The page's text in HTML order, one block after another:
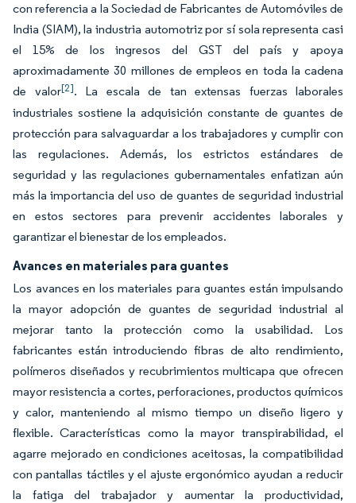
con referencia a la Sociedad de Fabricantes de Automóviles de
India (SIAM), la industria automotriz por sí sola representa casi
el 15% de los ingresos del GST del país y apoya
aproximadamente 30 millones de empleos en toda la cadena
de valor[2]. La escala de tan extensas fuerzas laborales
industriales sostiene la adquisición constante de guantes de
protección para salvaguardar a los trabajadores y cumplir con
las regulaciones. Además, los estrictos estándares de
seguridad y las regulaciones gubernamentales enfatizan aún
más la importancia del uso de guantes de seguridad industrial
en estos sectores para prevenir accidentes laborales y
garantizar el bienestar de los empleados.
Avances en materiales para guantes
Los avances en los materiales para guantes están impulsando
la mayor adopción de guantes de seguridad industrial al
mejorar tanto la protección como la usabilidad. Los
fabricantes están introduciendo fibras de alto rendimiento,
polímeros diseñados y recubrimientos multicapa que ofrecen
mayor resistencia a cortes, perforaciones, productos químicos
y calor, manteniendo al mismo tiempo un diseño ligero y
flexible. Características como la mayor transpirabilidad, el
agarre mejorado en condiciones aceitosas, la compatibilidad
con pantallas táctiles y el ajuste ergonómico ayudan a reducir
la fatiga del trabajador y aumentar la productividad,